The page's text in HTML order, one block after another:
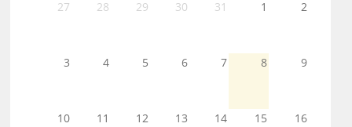
27 28 29 30 31 1 2
3 4 5 6 7 8 9
10 11 12 13 14 15 16